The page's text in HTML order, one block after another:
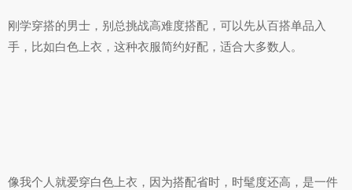
刚学穿搭的男士，别总挑战高难度搭配，可以先从百搭单品入
手，比如白色上衣，这种衣服简约好配，适合大多数人。
像我个人就爱穿白色上衣，因为搭配省时，时髦度还高，是一件